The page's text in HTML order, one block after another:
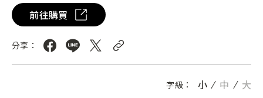
前往購買
分享：
字級： 小 中 大